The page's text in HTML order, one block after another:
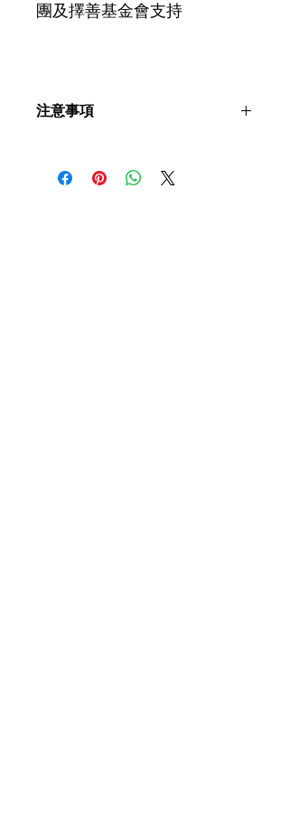
團及擇善基金會支持
注意事項
師或醫護人員查詢。於製作照護食時，
需配合言語治療師或醫護人員指示。